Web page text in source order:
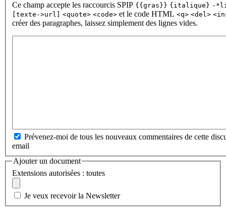
Ce champ accepte les raccourcis SPIP {{gras}} {italique} -
[texte->url]
<quote> <code> et le code HTML <q> <del>
créer des paragraphes, laissez simplement des lignes vides.
Prévenez-moi de tous les nouveaux commentaires de cette
email
Ajouter un document
Extensions autorisées : toutes
Je veux recevoir la Newsletter